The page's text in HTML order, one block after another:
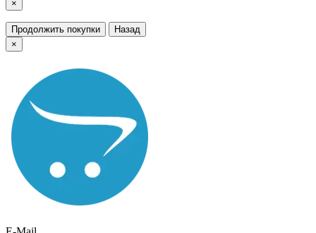
×
Продолжить покупки
Назад
×